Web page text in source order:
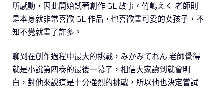
所感動，因此開始試著創作 GL 故事。竹嶋えく 老師則
是本身就非常喜歡 GL 作品，也喜歡畫可愛的女孩子，不
知不覺就畫了許多。
聊到在創作過程中最大的挑戰，みかみてれん 老師覺得
就是小說第四卷的最後一幕了，相信大家讀到就會明
白，對他來說這是十分強烈的挑戰，所以他也決定嘗試